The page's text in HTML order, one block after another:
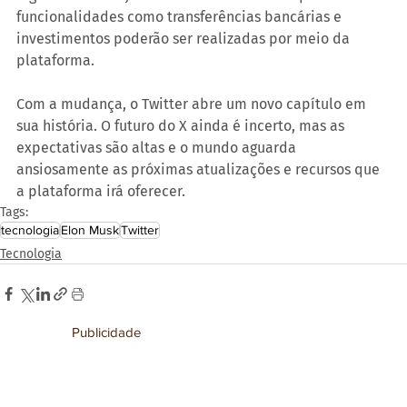
funcionalidades como transferências bancárias e
investimentos poderão ser realizadas por meio da
plataforma.
Com a mudança, o Twitter abre um novo capítulo em
sua história. O futuro do X ainda é incerto, mas as
expectativas são altas e o mundo aguarda
ansiosamente as próximas atualizações e recursos que
a plataforma irá oferecer.
Tags:
tecnologiaElon MuskTwitter
Tecnologia
Publicidade